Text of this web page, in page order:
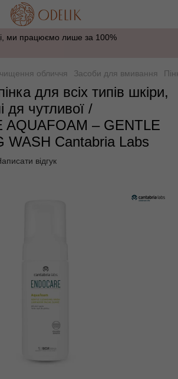
ми працюємо лише за 100%
обличчя Засоби для вмивання
для всіх типів шкіри,
дя чутливої /
AQUAFOAM – GENTLE
WASH Cantabria Labs
відгук